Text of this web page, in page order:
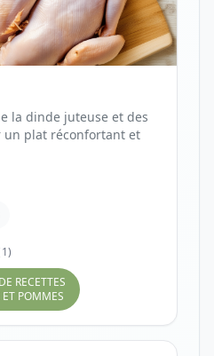
la dinde juteuse et des
un plat réconfortant et
RECETTES
POMMES